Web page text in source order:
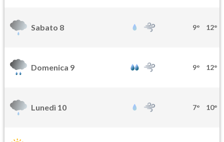
Sabato 8 9° 12°
Domenica 9 9° 12°
Lunedì 10 7° 10°